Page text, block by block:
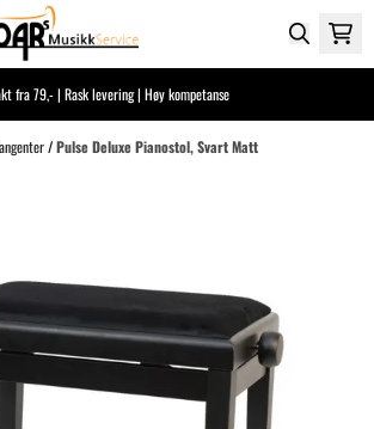
fra 79,- | Rask levering | Høy kompetanse
/Pulse Deluxe Pianostol, Svart Matt